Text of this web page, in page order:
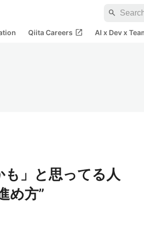
search
Qiita Careers open_in_new AI x Dev x
」と思ってる人
め方”